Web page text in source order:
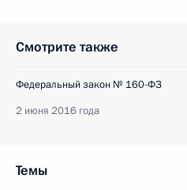
Смотрите также
Федеральный закон № 160-ФЗ
2 июня 2016 года
Темы